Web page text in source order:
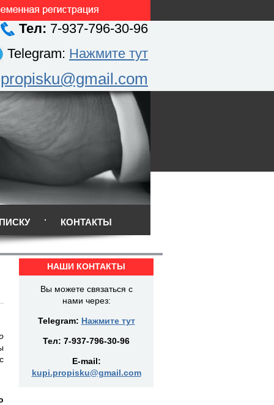
Тел: 7-937-796-30-96
Telegram: Нажмите тут
КОНТАКТЫ
НАШИ КОНТАКТЫ
Вы можете связаться с
нами через:
Telegram: Нажмите тут
Тел: 7-937-796-30-96
E-mail:
kupi.propisku@gmail.com